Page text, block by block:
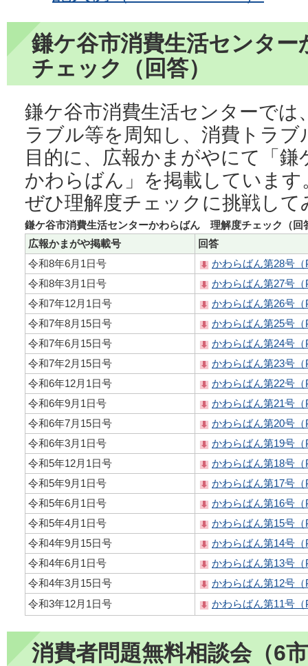
鎌ケ谷市消費生活センタ
チェック（回答）
鎌ケ谷市消費生活センターでは
ラブル等を周知し、消費トラ
目的に、広報かまがやにて「
かわらばん」を掲載していま
ぜひ理解度チェックに挑戦し
鎌ケ谷市消費生活センターかわらばん 理解度チェック（回
広報かまがや掲載号
回答
令和8年6月1日号
かわらばん第28号
令和8年3月1日号
かわらばん第27号
令和7年12月1日号
かわらばん第26号
令和7年8月15日号
かわらばん第25号
令和7年6月15日号
かわらばん第24号
令和7年2月15日号
かわらばん第23号
令和6年12月1日号
かわらばん第22号
令和6年9月1日号
かわらばん第21号
令和6年7月15日号
かわらばん第20号
令和6年3月1日号
かわらばん第19号
令和5年12月1日号
かわらばん第18号
令和5年9月1日号
かわらばん第17号
令和5年6月1日号
かわらばん第16号
令和5年4月1日号
かわらばん第15号
令和4年9月15日号
かわらばん第14号
令和4年6月1日号
かわらばん第13号
令和4年3月15日号
かわらばん第12号
令和3年12月1日号
かわらばん第11号
消費者問題無料相談会（6